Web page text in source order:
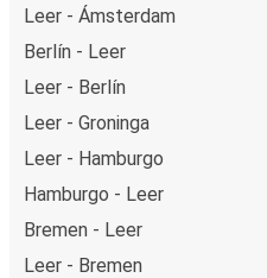
Leer - Ámsterdam
Berlín - Leer
Leer - Berlín
Leer - Groninga
Leer - Hamburgo
Hamburgo - Leer
Bremen - Leer
Leer - Bremen